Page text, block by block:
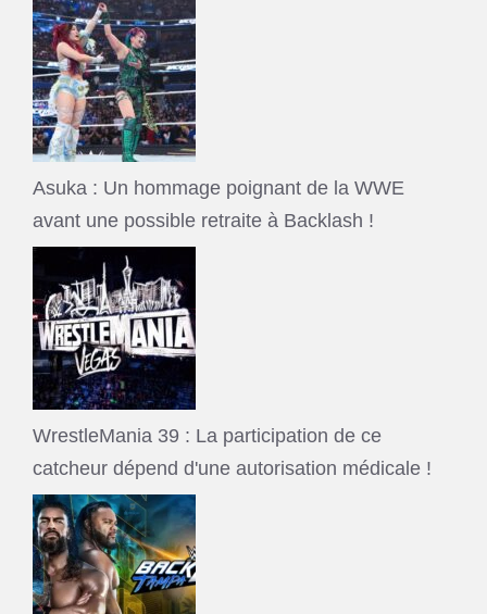
Asuka : Un hommage poignant de la WWE
avant une possible retraite à Backlash !
WrestleMania 39 : La participation de ce
catcheur dépend d'une autorisation médicale !